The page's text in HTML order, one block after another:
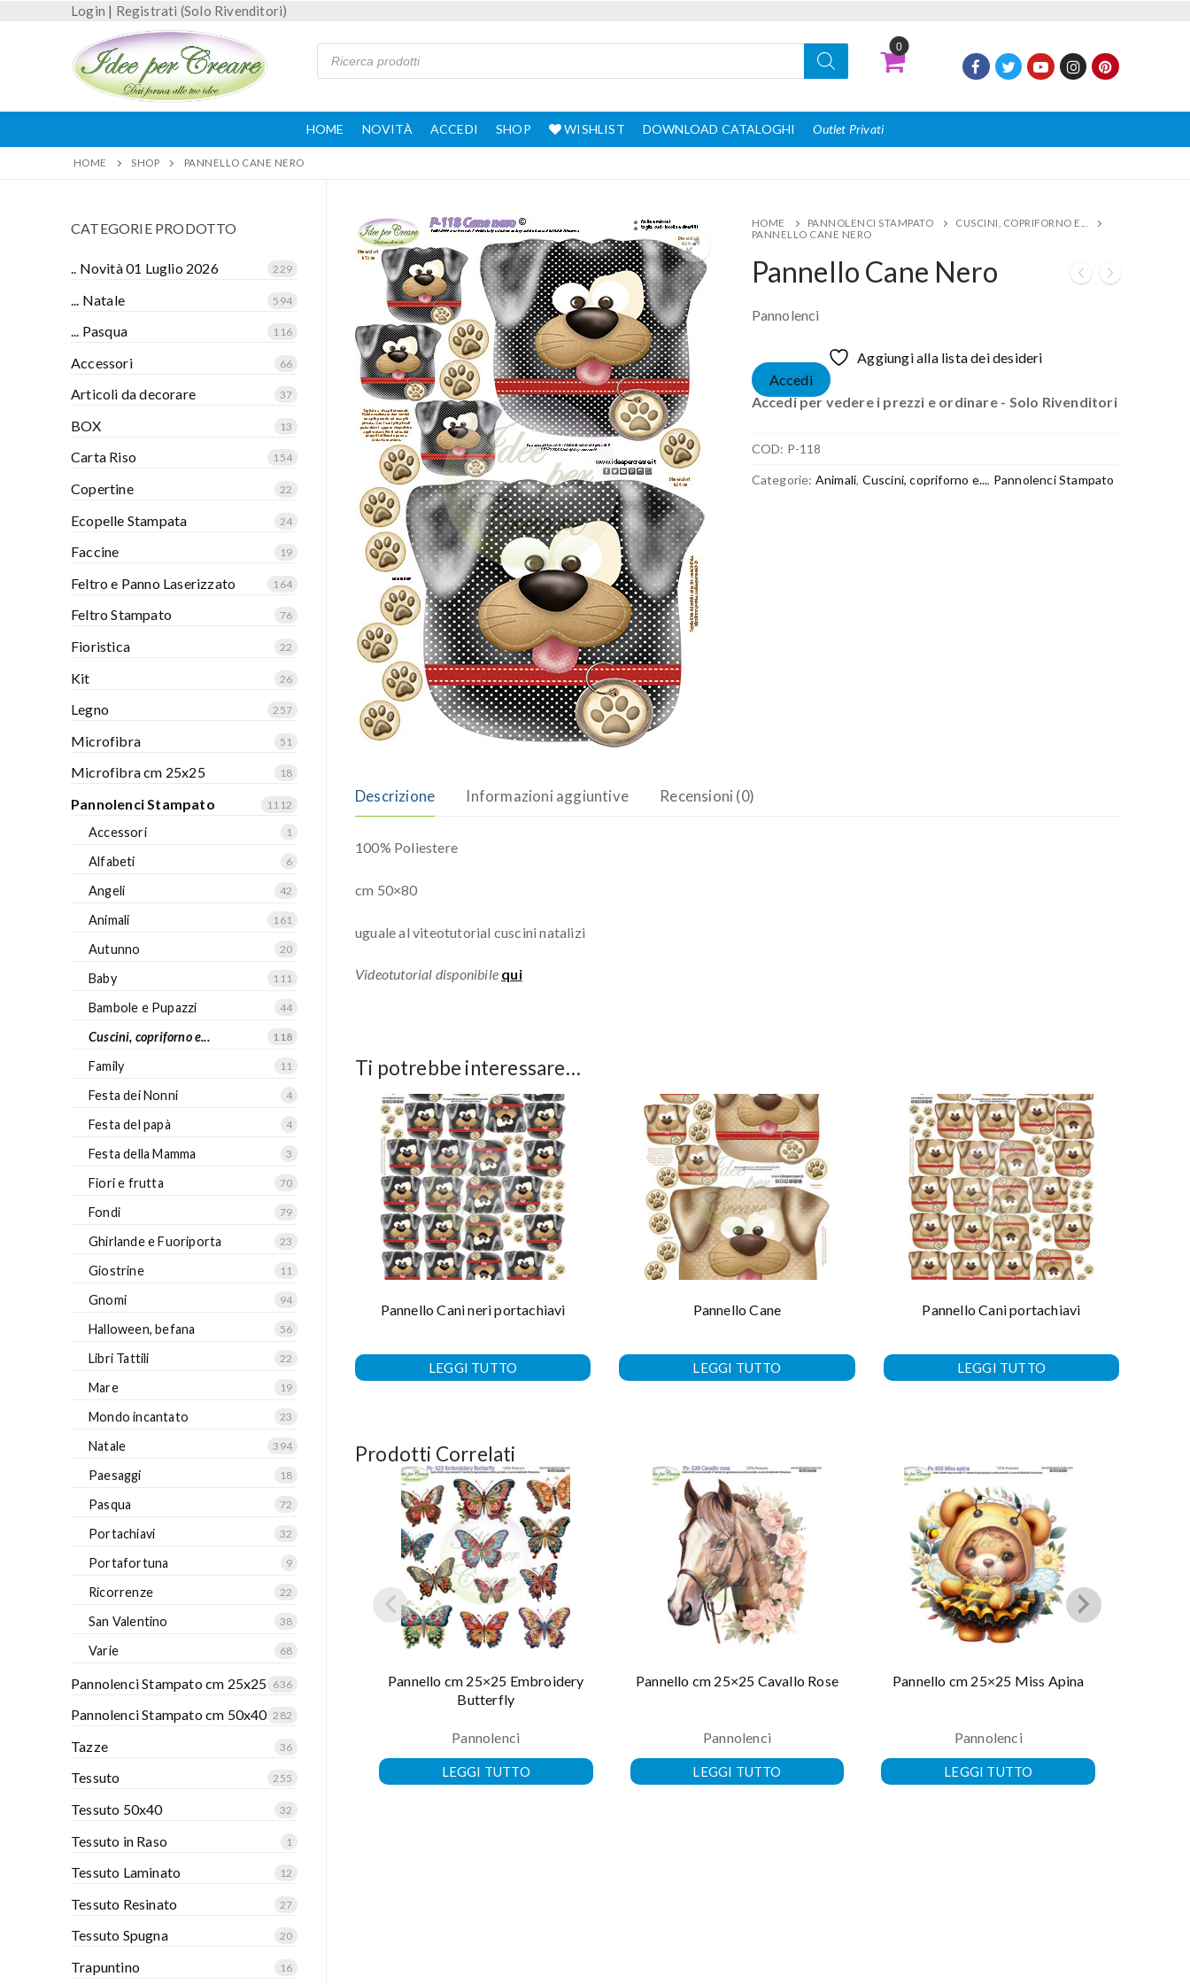
0
Login | Registrati (Solo Rivenditori)
HOME NOVITÀ ACCEDI SHOP WISHLIST DOWNLOAD CATALOGHI Outlet Privati
HOME SHOP PANNELLO CANE NERO
HOME PANNOLENCI STAMPATO
CUSCINI, COPRIFORNO E...
PANNELLO CANE NERO
Pannello Cane Nero
Pannolenci
Aggiungi alla lista dei desideri
Accedi
Accedi per vedere i prezzi e ordinare - Solo Rivenditori
COD: P-118
Categorie: Animali, Cuscini, copriforno e..., Pannolenci Stampato
Descrizione Informazioni aggiuntive Recensioni (0)
100% Poliestere
cm 50×80
uguale al viteotutorial cuscini natalizi
Videotutorial disponibile qui
Ti potrebbe interessare…
Pannello Cani neri portachiavi
LEGGI TUTTO
Pannello Cane
LEGGI TUTTO
Pannello Cani portachiavi
LEGGI TUTTO
Prodotti Correlati
Pannello cm 25×25 Embroidery
Butterfly
Pannolenci
LEGGI TUTTO
Pannello cm 25×25 Cavallo Rose
Pannolenci
LEGGI TUTTO
Pannello cm 25×25 Miss Apina
Pannolenci
LEGGI TUTTO
CATEGORIE PRODOTTO
.. Novità 01 Luglio 2026 229
... Natale 594
... Pasqua 116
Accessori 66
Articoli da decorare 37
BOX 13
Carta Riso 154
Copertine 22
Ecopelle Stampata 24
Faccine 19
Feltro e Panno Laserizzato 164
Feltro Stampato 76
Fioristica 22
Kit 26
Legno 257
Microfibra 51
Microfibra cm 25x25 18
Pannolenci Stampato 1112
Accessori 1
Alfabeti 6
Angeli 42
Animali 161
Autunno 20
Baby 111
Bambole e Pupazzi 44
Cuscini, copriforno e... 118
Family 11
Festa dei Nonni 4
Festa del papà 4
Festa della Mamma 3
Fiori e frutta 70
Fondi 79
Ghirlande e Fuoriporta 23
Giostrine 11
Gnomi 94
Halloween, befana 56
Libri Tattili 22
Mare 19
Mondo incantato 23
Natale 394
Paesaggi 18
Pasqua 72
Portachiavi 32
Portafortuna 9
Ricorrenze 22
San Valentino 38
Varie 68
Pannolenci Stampato cm 25x25 636
Pannolenci Stampato cm 50x40 282
Tazze 36
Tessuto 255
Tessuto 50x40 32
Tessuto in Raso 1
Tessuto Laminato 12
Tessuto Resinato 27
Tessuto Spugna 20
Trapuntino 16